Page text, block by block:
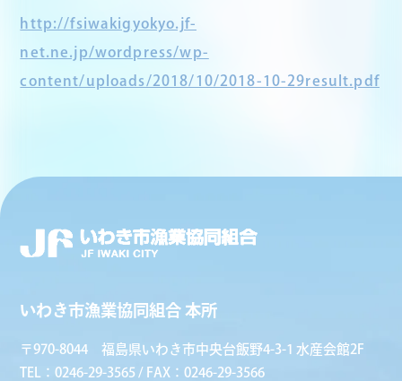
http://fsiwakigyokyo.jf-
net.ne.jp/wordpress/wp-
content/uploads/2018/10/2018-10-29result.pdf
いわき市漁業協同組合 本所
〒970-8044 福島県いわき市中央台飯野4-3-1 水産会館2F
TEL：0246-29-3565 / FAX：0246-29-3566